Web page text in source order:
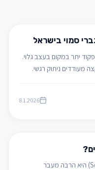
סמוי בישראל
יתר במקום בעצב גלוי.
מעודדים ניתוק רגשי.
8.1.2026
חרדה חברתית (Social Anxiety Disorder) היא הרבה מעבר